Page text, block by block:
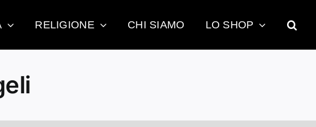
RELIGIONE CHI SIAMO LO SHOP